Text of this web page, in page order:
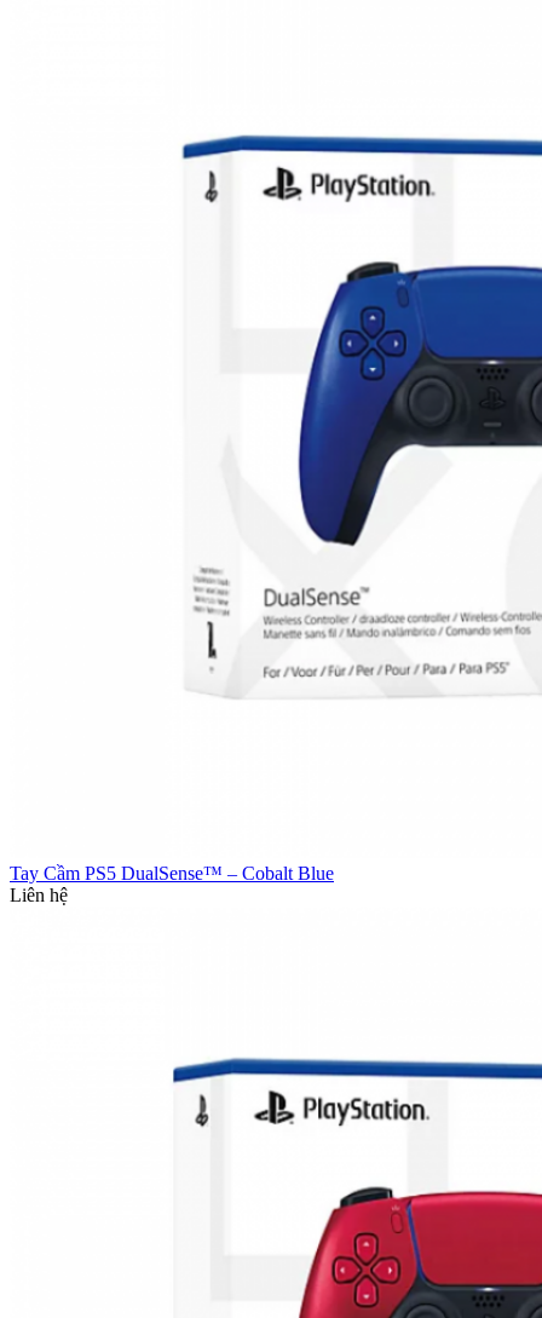
Tay Cầm PS5 DualSense™ – Cobalt Blue
Liên hệ